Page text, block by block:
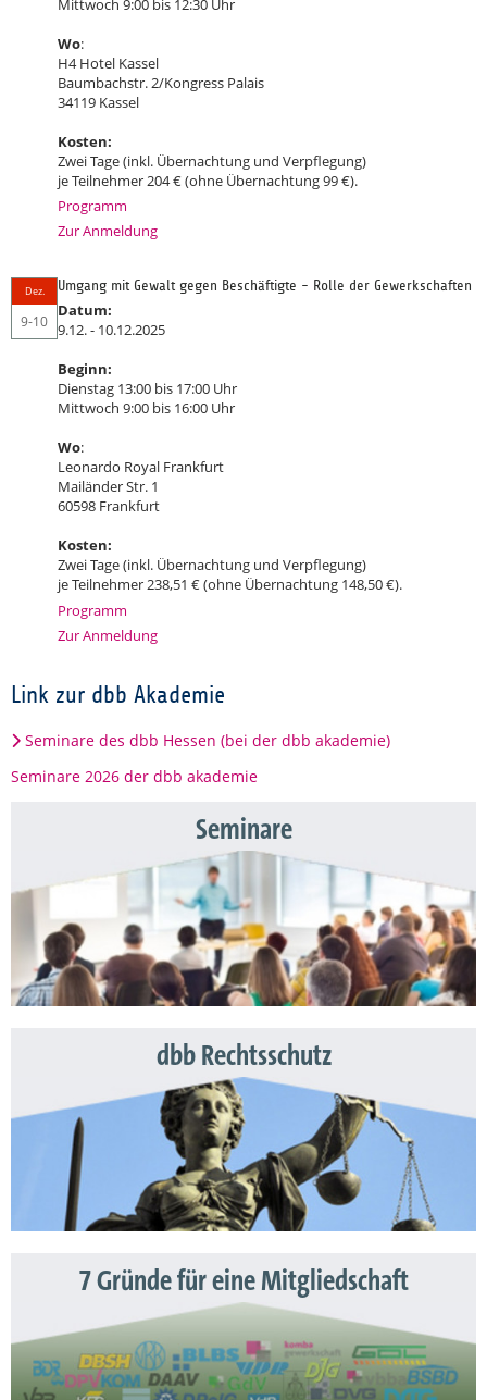
Mittwoch 9:00 bis 12:30 Uhr
Wo:
H4 Hotel Kassel
Baumbachstr. 2/Kongress Palais
34119 Kassel
Kosten:
Zwei Tage (inkl. Übernachtung und Verpflegung)
je Teilnehmer 204 € (ohne Übernachtung 99 €).
Programm
Zur Anmeldung
Dez.
9-10
Umgang mit Gewalt gegen Beschäftigte - Rolle der Gewerkschaften
Datum:
9.12. - 10.12.2025
Beginn:
Dienstag 13:00 bis 17:00 Uhr
Mittwoch 9:00 bis 16:00 Uhr
Wo:
Leonardo Royal Frankfurt
Mailänder Str. 1
60598 Frankfurt
Kosten:
Zwei Tage (inkl. Übernachtung und Verpflegung)
je Teilnehmer 238,51 € (ohne Übernachtung 148,50 €).
Programm
Zur Anmeldung
Link zur dbb Akademie
Seminare des dbb Hessen (bei der dbb akademie)
Seminare 2026 der dbb akademie
Seminare
dbb Rechtsschutz
7 Gründe für eine Mitgliedschaft